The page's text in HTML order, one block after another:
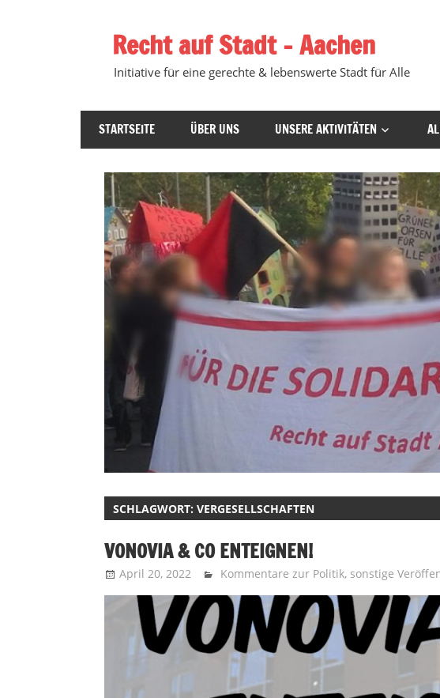
springenRecht auf Stadt – Aachen
Initiative für eine gerechte & lebenswerte Stadt für Alle
STARTSEITE ÜBER UNS UNSERE AKTIVITÄTEN
SCHLAGWORT:VERGESELLSCHAFTEN
VONOVIA & CO ENTEIGNEN!
April 20, 2022 Recht auf Stadt Aachen
Kommentare zur Politik, sonstige